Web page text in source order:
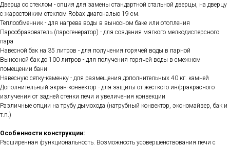
Дверца со стеклом - опция для замены стандартной стальной дверцы, на дверцу
с жаростойким стеклом Robax диагональю 19 см.
Теплообменник - для нагрева воды в выносном баке или отопления
Парообразователь (парогенератор) - для создания мягкого мелкодисперсного
пара
Навесной бак на 35 литров - для получения горячей воды в парной
Выносной бак до 100 литров - для получения горячей воды в смежном
помещении бани
Навесную сетку-каменку - для размещения дополнительных 40 кг. камней
Дополнительный экран-конвектор - для защиты от жесткого инфракрасного
излучения от задней стенки печи и увеличения конвекции
Различные опции на трубу дымохода (натрубный конвектор, экономайзер, бак и
т.п.)
Особенности конструкции:
Расширенная функциональность. Возможность усовершенствования печи с